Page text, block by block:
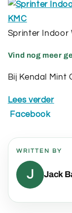
Sprinter Indoor
Vind nog meer
Bij Kendal Mint
Lees verder
Facebook
WRITTEN BY
J Jack